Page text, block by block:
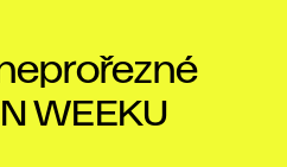
WEEKU